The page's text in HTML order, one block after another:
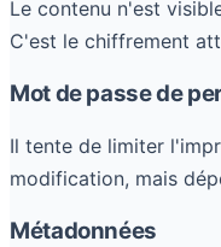
Le contenu n'est
C'est le chiffrement
Mot de passe de
Il tente de limiter
modification, mais
Métadonnées